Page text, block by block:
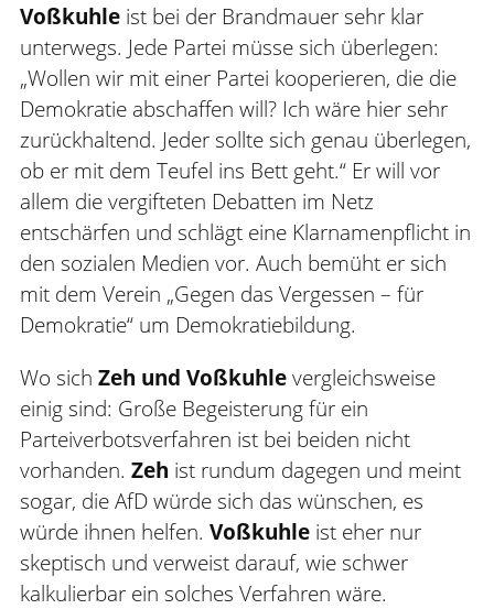
Voßkuhle ist bei der Brandmauer sehr klar
unterwegs. Jede Partei müsse sich überlegen:
„Wollen wir mit einer Partei kooperieren, die die
Demokratie abschaffen will? Ich wäre hier sehr
zurückhaltend. Jeder sollte sich genau überlegen,
ob er mit dem Teufel ins Bett geht.“ Er will vor
allem die vergifteten Debatten im Netz
entschärfen und schlägt eine Klarnamenpflicht in
den sozialen Medien vor. Auch bemüht er sich
mit dem Verein „Gegen das Vergessen – für
Demokratie“ um Demokratiebildung.
Wo sich Zeh und Voßkuhlevergleichsweise
einig sind: Große Begeisterung für ein
Parteiverbotsverfahren ist bei beiden nicht
vorhanden. Zeh ist rundum dagegen und meint
sogar, die AfD würde sich das wünschen, es
würde ihnen helfen. Voßkuhle ist eher nur
skeptisch und verweist darauf, wie schwer
kalkulierbar ein solches Verfahren wäre.